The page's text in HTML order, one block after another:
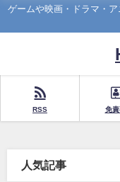
ゲームや映画・ドラマ・
RSS 免
人気記事